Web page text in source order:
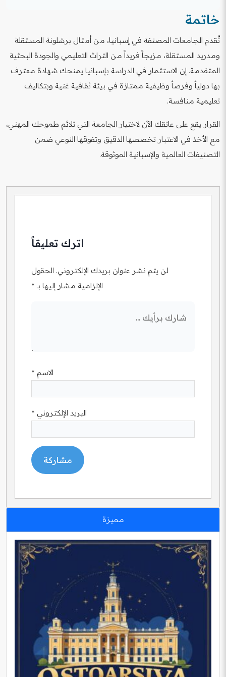
على التركيز على دراسته دون الحاجة للبحث عن عمل غير
بالإضافة إلى ذلك، يجب أن يكون مستوى إتقان اللغة الإسبانية
عالياً (DELE B2 أو C1) لبرامج البكالوريوس الحكومية، وأن
تكون المستندات المقدمة، مثل خطاب الدوافع والتوصيات،
قوية ومترجمة ومعتمدة. اختيار تخصص أقل تنافسية قد
يكون خطوة ذكية، ولكن الأهم هو إبراز التميز الأكاديمي
خاتمة
تُقدم الجامعات المصنفة في إسبانيا، من أمثال برشلونة المستقلة
ومدريد المستقلة، مزيجاً فريداً من التراث التعليمي والجودة البحثية
المتقدمة. إن الاستثمار في الدراسة بإسبانيا يمنحك شهادة معترف
بها دولياً وفرصاً وظيفية ممتازة في بيئة ثقافية غنية وبتكاليف
تعليمية منافسة.
القرار يقع على عاتقك الآن لاختيار الجامعة التي تلائم طموحك المهني،
مع الأخذ في الاعتبار تخصصها الدقيق وتفوقها النوعي ضمن
التصنيفات العالمية والإسبانية الموثوقة.
اترك تعليقاً
لن يتم نشر عنوان بريدك الإلكتروني. الحقول
الإلزامية مشار إليها بـ *
الاسم *
البريد الإلكتروني *
مميزة